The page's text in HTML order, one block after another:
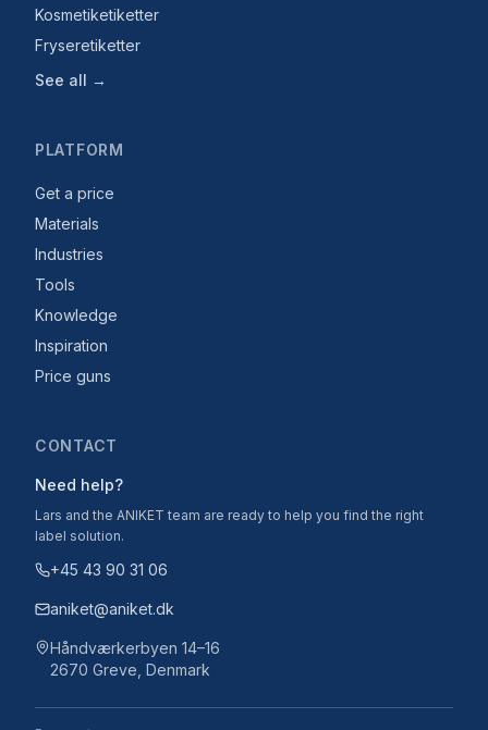
Kosmetiketiketter
Fryseretiketter
See all →
PLATFORM
Get a price
Materials
Industries
Tools
Knowledge
Inspiration
Price guns
CONTACT
Need help?
Lars and the ANIKET team are ready to help you find the right
label solution.
+45 43 90 31 06
aniket@aniket.dk
Håndværkerbyen 14–16
2670 Greve, Denmark